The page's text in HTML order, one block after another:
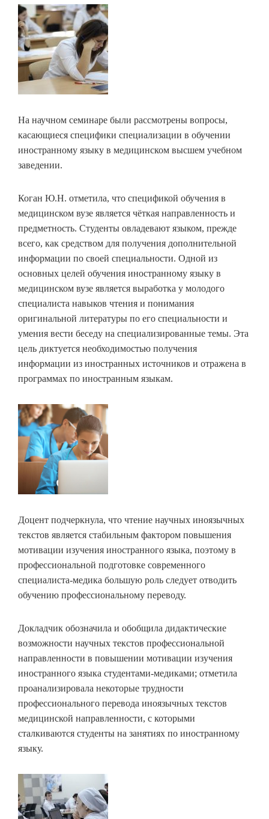
На научном семинаре были рассмотрены вопросы,
касающиеся специфики специализации в обучении
иностранному языку в медицинском высшем учебном
заведении.
Коган Ю.Н. отметила, что спецификой обучения в
медицинском вузе является чёткая направленность и
предметность. Студенты овладевают языком, прежде
всего, как средством для получения дополнительной
информации по своей специальности. Одной из
основных целей обучения иностранному языку в
медицинском вузе является выработка у молодого
специалиста навыков чтения и понимания
оригинальной литературы по его специальности и
умения вести беседу на специализированные темы. Эта
цель диктуется необходимостью получения
информации из иностранных источников и отражена в
программах по иностранным языкам.
Доцент подчеркнула, что чтение научных иноязычных
текстов является стабильным фактором повышения
мотивации изучения иностранного языка, поэтому в
профессиональной подготовке современного
специалиста-медика большую роль следует отводить
обучению профессиональному переводу.
Докладчик обозначила и обобщила дидактические
возможности научных текстов профессиональной
направленности в повышении мотивации изучения
иностранного языка студентами-медиками; отметила
проанализировала некоторые трудности
профессионального перевода иноязычных текстов
медицинской направленности, с которыми
сталкиваются студенты на занятиях по иностранному
языку.